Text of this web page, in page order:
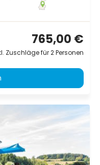
765,00 €
Zuschläge für 2 Personen